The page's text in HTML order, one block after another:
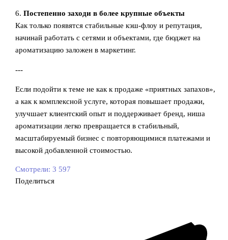
6.Постепенно заходи в более крупные объекты
Как только появятся стабильные кэш-флоу и репутация,
начинай работать с сетями и объектами, где бюджет на
ароматизацию заложен в маркетинг.
---
Если подойти к теме не как к продаже «приятных запахов»,
а как к комплексной услуге, которая повышает продажи,
улучшает клиентский опыт и поддерживает бренд, ниша
ароматизации легко превращается в стабильный,
масштабируемый бизнес с повторяющимися платежами и
высокой добавленной стоимостью.
Смотрели: 3 597
Поделиться